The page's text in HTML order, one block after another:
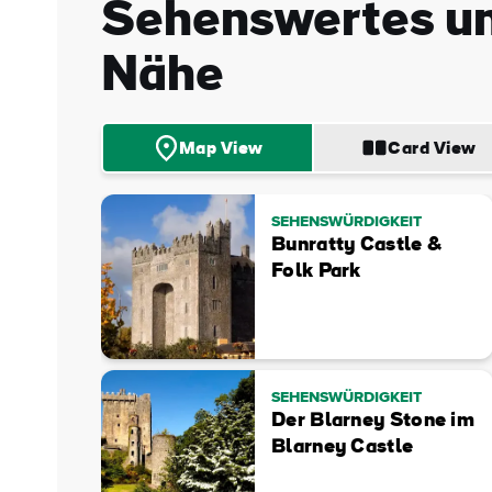
E-
Mail-
Sehenswertes
Nähe
Map View Card View
SEHENSWÜRDIGKEIT
Bunratty Castle &
Folk Park
SEHENSWÜRDIGKEIT
Der Blarney Stone im
Blarney Castle